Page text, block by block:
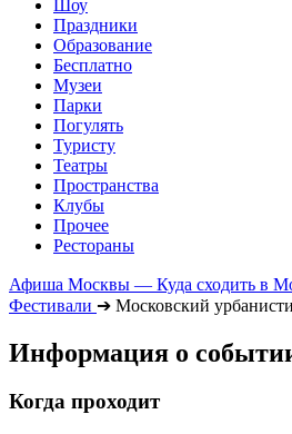
Шоу
Праздники
Образование
Бесплатно
Музеи
Парки
Погулять
Туристу
Театры
Пространства
Клубы
Прочее
Рестораны
Афиша Москвы — Куда сходить в
Фестивали ➔ Московский
Информация о
Когда проходит